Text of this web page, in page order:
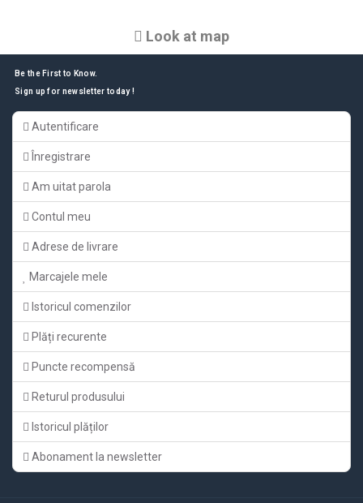
Look at map
Be the First to Know.
Sign up for newsletter today !
Autentificare
Înregistrare
Am uitat parola
Contul meu
Adrese de livrare
Marcajele mele
Istoricul comenzilor
Plăți recurente
Puncte recompensă
Returul produsului
Istoricul plăților
Abonament la newsletter